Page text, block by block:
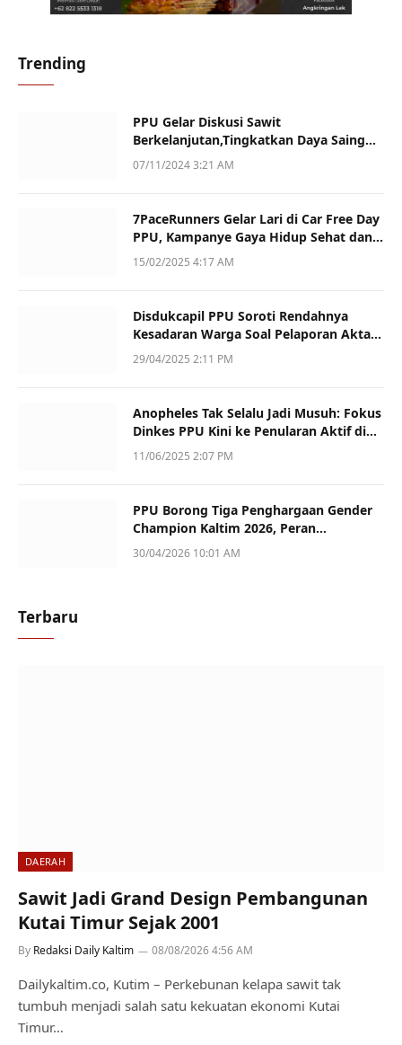
Trending
PPU Gelar Diskusi Sawit
Berkelanjutan,Tingkatkan Daya Saing
dan Kualitas
07/11/2024 3:21 AM
7PaceRunners Gelar Lari di Car Free Day
PPU, Kampanye Gaya Hidup Sehat dan
Dukung UMKM
15/02/2025 4:17 AM
Disdukcapil PPU Soroti Rendahnya
Kesadaran Warga Soal Pelaporan Akta
Kematian
29/04/2025 2:11 PM
Anopheles Tak Selalu Jadi Musuh: Fokus
Dinkes PPU Kini ke Penularan Aktif di
Sotek
11/06/2025 2:07 PM
PPU Borong Tiga Penghargaan Gender
Champion Kaltim 2026, Peran
Perempuan Jadi Sorotan
30/04/2026 10:01 AM
Terbaru
DAERAH
Sawit Jadi Grand Design Pembangunan
Kutai Timur Sejak 2001
By Redaksi Daily Kaltim 08/08/2026 4:56 AM
Dailykaltim.co, Kutim – Perkebunan kelapa sawit tak
tumbuh menjadi salah satu kekuatan ekonomi Kutai
Timur…